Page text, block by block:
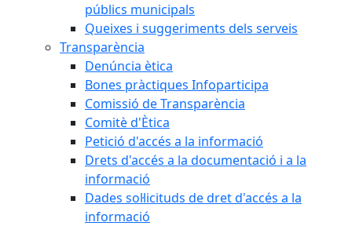
públics municipals
Queixes i suggeriments dels serveis
Transparència
Denúncia ètica
Bones pràctiques Infoparticipa
Comissió de Transparència
Comitè d'Ètica
Petició d'accés a la informació
Drets d'accés a la documentació i a la
informació
Dades sol·licituds de dret d'accés a la
informació